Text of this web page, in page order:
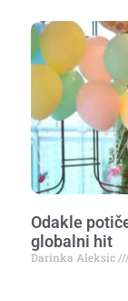
Odakle
globalni hit
Darinka Aleksic